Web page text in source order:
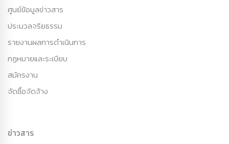
ศูนย์ข้อมูลข่าวสาร
ประมวลจริยธรรม
รายงานผลการดำเนินการ
กฏหมายและระเบียบ
สมัครงาน
จัดซื้อจัดจ้าง
ข่าวสาร